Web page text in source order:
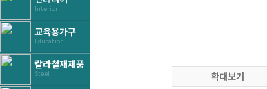
Interior
교육용가구
Education
칼라철재제품
Steel 확대보기